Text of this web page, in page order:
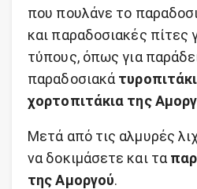
που πουλάνε το
και παραδοσιακές πίτες
τύπους, όπως για
παραδοσιακά
χορτοπιτάκια της
Μετά από τις αλμυρές
να δοκιμάσετε και τα
της Αμοργού.